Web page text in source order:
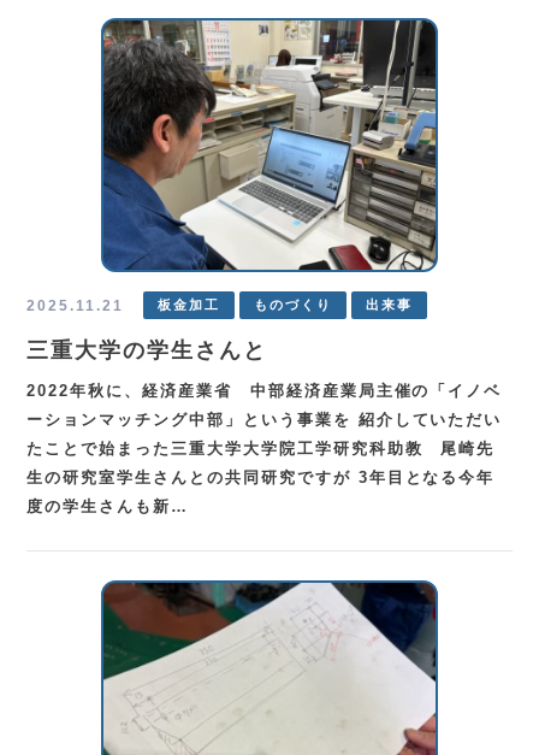
2025.11.21 板金加工 ものづくり 出来事
三重大学の学生さんと
2022年秋に、経済産業省 中部経済産業局主催の「イノベ
ーションマッチング中部」という事業を 紹介していただい
たことで始まった三重大学大学院工学研究科助教 尾崎先
生の研究室学生さんとの共同研究ですが 3年目となる今年
度の学生さんも新…